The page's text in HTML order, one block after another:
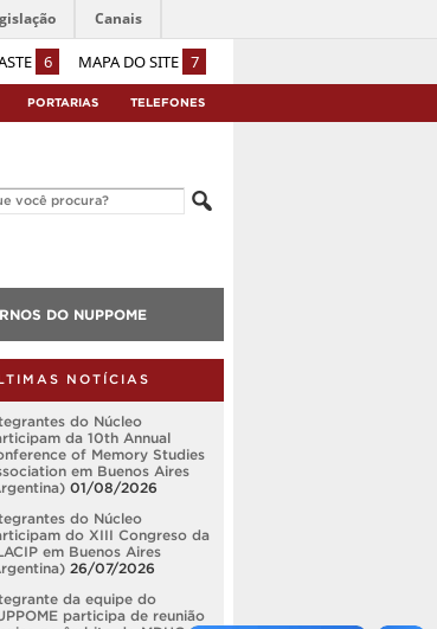
6 MAPA DO SITE 7
Canais
PORTARIAS TELEFONES
DO NUPPOME
NOTÍCIAS
do Núcleo
da 10th Annual
of Memory Studies
em Buenos Aires
01/08/2026
do Núcleo
do XIII Congreso da
em Buenos Aires
26/07/2026
da equipe do
participa de reunião